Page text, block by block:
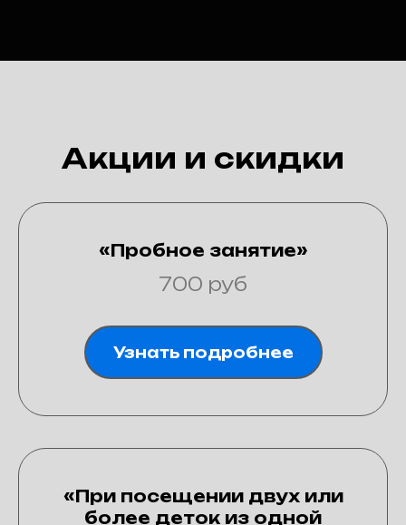
Акции и скидки
«Пробное занятие»
700 руб
Узнать подробнее
«При посещении двух или
более деток из одной